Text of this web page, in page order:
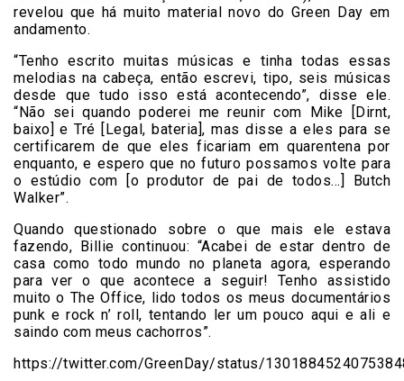
revelou que há muito material novo do Green Day em
andamento.
“Tenho escrito muitas músicas e tinha todas essas
melodias na cabeça, então escrevi, tipo, seis músicas
desde que tudo isso está acontecendo”, disse ele.
“Não sei quando poderei me reunir com Mike [Dirnt,
baixo] e Tré [Legal, bateria], mas disse a eles para se
certificarem de que eles ficariam em quarentena por
enquanto, e espero que no futuro possamos volte para
o estúdio com [o produtor de pai de todos…] Butch
Walker”.
Quando questionado sobre o que mais ele estava
fazendo, Billie continuou: “Acabei de estar dentro de
casa como todo mundo no planeta agora, esperando
para ver o que acontece a seguir! Tenho assistido
muito o The Office, lido todos os meus documentários
punk e rock n’ roll, tentando ler um pouco aqui e ali e
saindo com meus cachorros”.
https://twitter.com/GreenDay/status/